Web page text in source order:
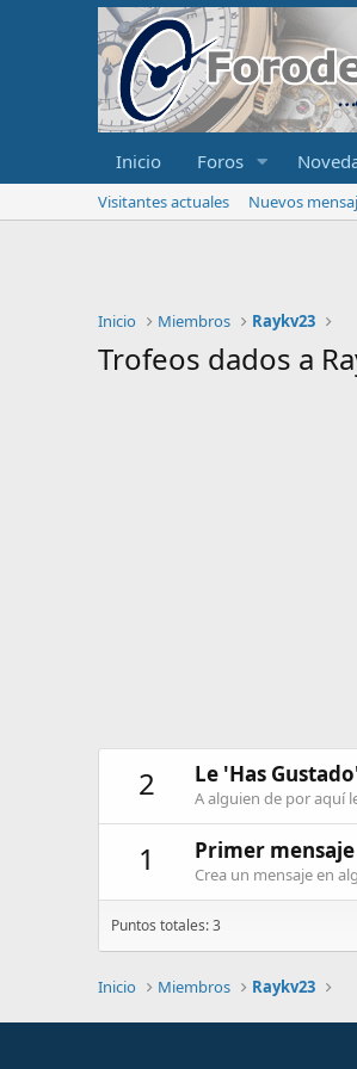
Inicio Foros
Visitantes actuales Nuevos
Inicio Miembros Raykv23
Trofeos dados a
2 Le 'Has
A alguien de por aquí
1 Primer mensaje
Crea un mensaje en
Puntos totales: 3
Inicio Miembros Raykv23